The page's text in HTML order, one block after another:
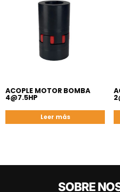
ACOPLE MOTOR BOMBA
4@7.5HP
Leer más
SOBRE